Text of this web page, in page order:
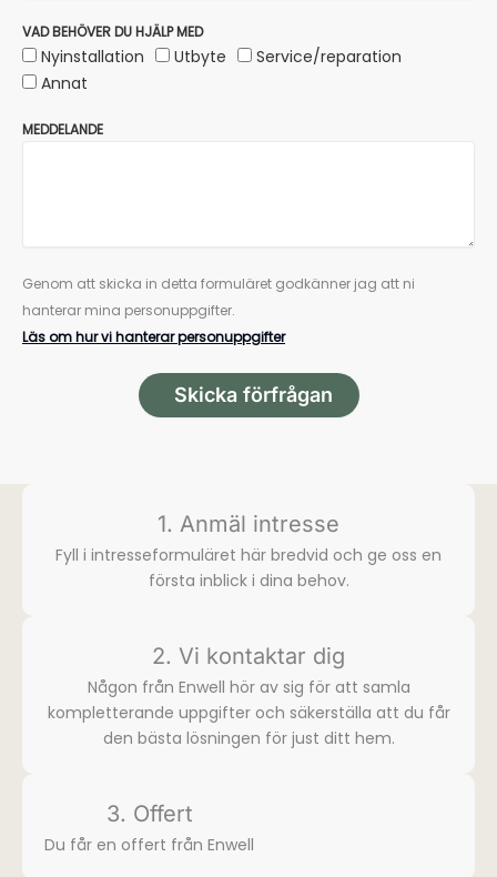
VAD BEHÖVER DU HJÄLP MED
Nyinstallation Utbyte
Service/reparation
Annat
MEDDELANDE
Genom att skicka in detta formuläret godkänner jag att ni
hanterar mina personuppgifter.
Läs om hur vi hanterar personuppgifter
Skicka förfrågan
1. Anmäl intresse
Fyll i intresse­formuläret här bredvid och ge oss en
första inblick i dina behov.
2. Vi kontaktar dig
Någon från Enwell hör av sig för att samla
komplette­rande uppgifter och säkerställa att du får
den bästa lösningen för just ditt hem.
3. Offert
Du får en offert från Enwell